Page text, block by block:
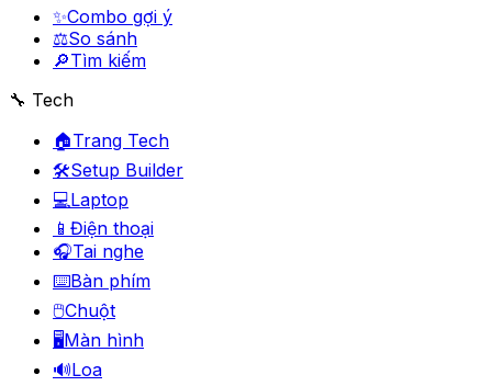
✨Combo gợi ý
⚖️So sánh
🔎Tìm kiếm
🔧 Tech
🏠Trang Tech
🛠️Setup Builder
💻Laptop
📱 Điện thoại
🎧Tai nghe
⌨️Bàn phím
🖱️Chuột
🖥️Màn hình
🔊Loa